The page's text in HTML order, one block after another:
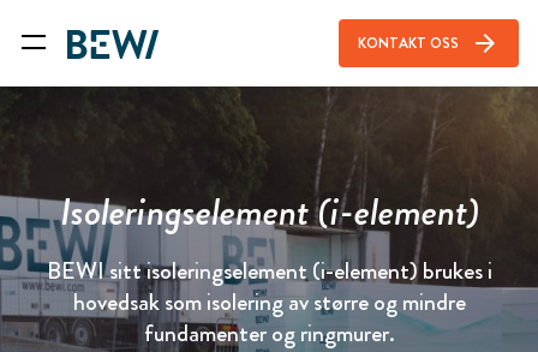
KONTAKT OSS arrow_forward
Isoleringselement (i-element)
BEWI sitt isoleringselement (i-element) brukes i
hovedsak som isolering av større og mindre
fundamenter og ringmurer.